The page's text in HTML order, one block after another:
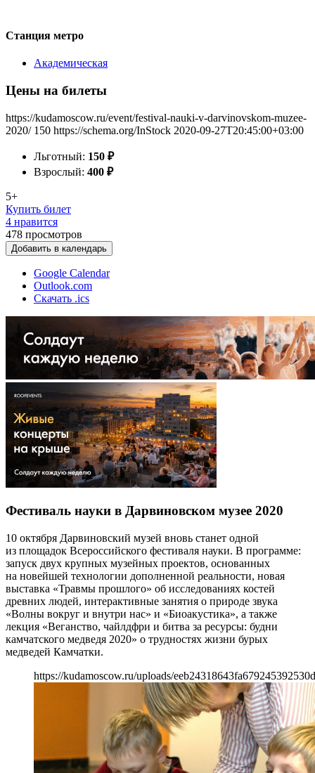
Станция метро
Академическая
Цены на билеты
https://kudamoscow.ru/event/festival-nauki-v-darvinovskom-muzee-
2020/ 150 https://schema.org/InStock 2020-09-27T20:45:00+03:00
Льготный: 150 ₽
Взрослый: 400 ₽
5+
Купить билет
4 нравится
478 просмотров
Добавить в календарь
Google Calendar
Outlook.com
Скачать .ics
Фестиваль науки в Дарвиновском музее 2020
10 октября Дарвиновский музей вновь станет одной
из площадок Всероссийского фестиваля науки. В программе:
запуск двух крупных музейных проектов, основанных
на новейшей технологии дополненной реальности, новая
выставка «Травмы прошлого» об исследованиях костей
древних людей, интерактивные занятия о природе звука
«Волны вокруг и внутри нас» и «Биоакустика», а также
лекция «Веганство, чайлдфри и битва за ресурсы: будни
камчатского медведя 2020» о трудностях жизни бурых
медведей Камчатки.
https://kudamoscow.ru/uploads/